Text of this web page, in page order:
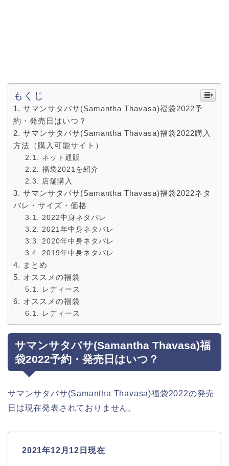
もくじ
サマンサタバサ(Samantha Thavasa)福袋2022予
約・発売日はいつ？
サマンサタバサ(Samantha Thavasa)福袋2022購入
方法（購入可能サイト）
ネット通販
福袋2021を紹介
店舗購入
サマンサタバサ(Samantha Thavasa)福袋2022ネタ
バレ・サイズ・価格
2022中身ネタバレ
2021年中身ネタバレ
2020年中身ネタバレ
2019年中身ネタバレ
まとめ
オススメの福袋
レディース
オススメの福袋
レディース
サマンサタバサ(Samantha Thavasa)福
袋2022予約・発売日はいつ？
サマンサタバサ(Samantha Thavasa)福袋2022の発売
日は現在発表されておりません。
2021年12月12日現在